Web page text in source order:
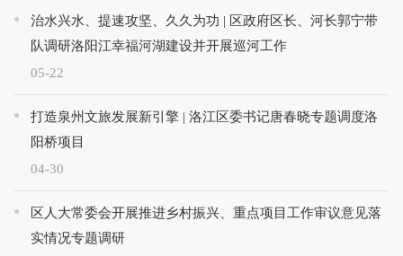
05-22
治水兴水、提速攻坚、久久为功 | 区政府区长、河长郭宁带
队调研洛阳江幸福河湖建设并开展巡河工作
04-30
打造泉州文旅发展新引擎 | 洛江区委书记唐春晓专题调度洛
阳桥项目
区人大常委会开展推进乡村振兴、重点项目工作审议意见落
实情况专题调研